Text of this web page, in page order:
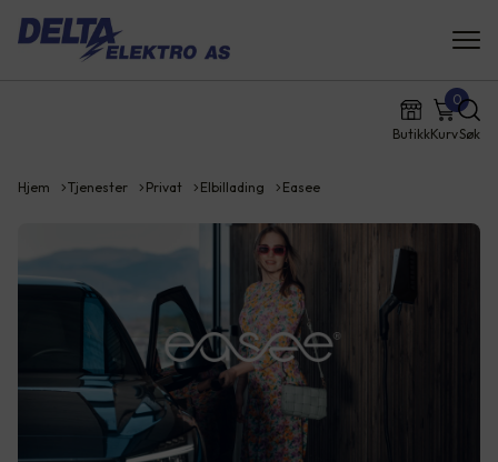
ButikkKurv
0
Søk
Hjem Tjenester Privat Elbillading Easee